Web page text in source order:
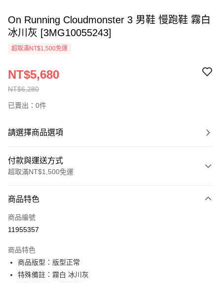
On Running Cloudmonster 3 男鞋 慢跑鞋 霧白
冰川灰 [3MG10055243]
超取滿NT$1,500免運
NT$6,280
NT$5,680
已賣出：0件
請選擇商品選項
付款與運送方式
超取滿NT$1,500免運
信用卡一次付款
信用卡分期付款
合作金庫商業銀行
華南商業銀行
上海商業儲蓄銀行
超商取貨付款
LINE Pay
商品特色
商品編號
11955357
商品特色
商品版型：版型正常
特殊備註：霧白 冰川灰